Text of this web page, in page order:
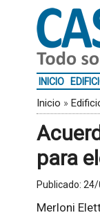
INICIO
Inicio »
para
Publicado: 24/
Merloni